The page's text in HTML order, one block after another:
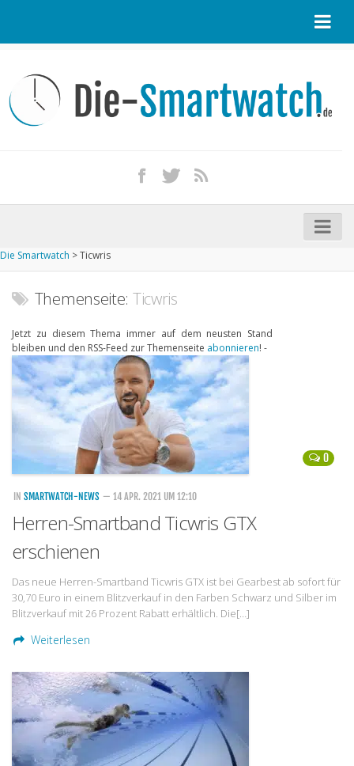
Kontakt / Tipp geben
Impressum
iPhone kaufen
Startseite
Aktuelle Smartwatches im Test
Marken und Modelle
Handytarife
BASE
Smartphonetarife
Datentarife
o2
Smartphonetarife
Prepaid-Tarife
Flatrate-Prepaidtarife
Flatrate-Datentarife
Die Smartwatch >Ticwris
Themenseite: Ticwris
Jetzt zu diesem Thema immer auf dem neusten Stand
bleiben und den RSS-Feed zur Themenseite abonnieren! -
0
IN SMARTWATCH-NEWS — 14 APR. 2021 UM 12:10
Herren-Smartband Ticwris GTX
erschienen
Das neue Herren-Smartband Ticwris GTX ist bei Gearbest ab sofort für
30,70 Euro in einem Blitzverkauf in den Farben Schwarz und Silber im
Blitzverkauf mit 26 Prozent Rabatt erhältlich. Die[…]
Weiterlesen